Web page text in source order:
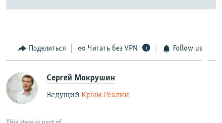
Поделиться Читать без VPN Follow us
Сергей Мокрушин
Ведущий Крым.Реалии